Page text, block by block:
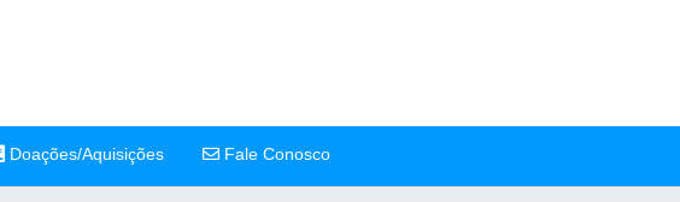
Doações/Aquisições Fale Conosco